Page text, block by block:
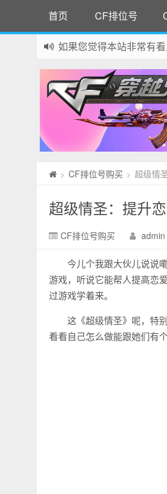
首页 CF排位号
如果您觉得本站非常有
> CF排位号购买 > 超级情
超级情圣：提升
CF排位号购买 admin
今儿个我跟大伙儿说说
游戏，听说它能帮人提高恋
过游戏学着来。
这《超级情圣》呢，特
看看自己怎么做能跟她们有